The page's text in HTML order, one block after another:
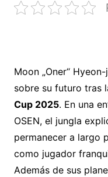
Moon „Oner“
sobre su futuro tras
Cup 2025. En una
OSEN, el jungla
permanecer a largo
como jugador
Además de sus